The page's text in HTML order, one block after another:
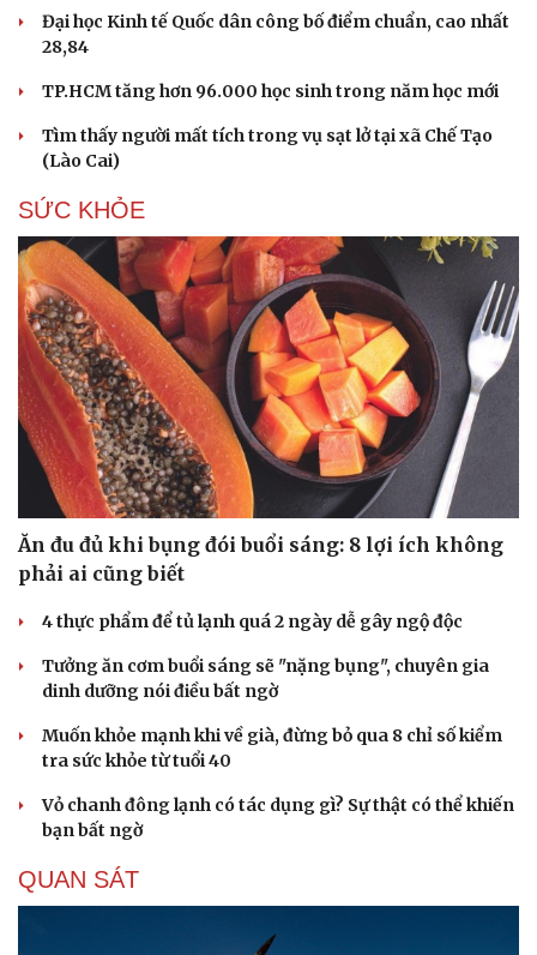
Hơn 1.000 người chung sức tái tạo dòng chữ “BÁC
HỒ SỐNG MÃI” trên Núi Nhón
Học viện Ngân hàng, Hậu cần công bố điểm chuẩn: Cao
nhất gần 27 điểm
Đại học Kinh tế Quốc dân công bố điểm chuẩn, cao nhất
28,84
TP.HCM tăng hơn 96.000 học sinh trong năm học mới
Tìm thấy người mất tích trong vụ sạt lở tại xã Chế Tạo
(Lào Cai)
SỨC KHỎE
Ăn đu đủ khi bụng đói buổi sáng: 8 lợi ích không
phải ai cũng biết
Tưởng ăn cơm buổi sáng sẽ "nặng bụng", chuyên gia